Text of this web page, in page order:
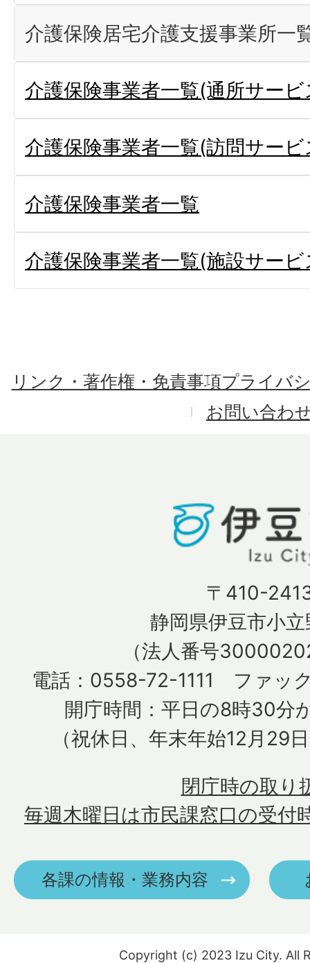
介護保険居宅介護支援事業所一
介護保険事業者一覧(通所サー
介護保険事業者一覧(訪問サー
介護保険事業者一覧
介護保険事業者一覧(施設サー
リンク・著作権・免責事項プライバ
お問い合わ
〒410-
静岡県伊豆市小
（法人番号
電話：0558-72-1111 ファッ
開庁時間：平日の8時30分
（祝休日、年末年始12月29
毎週木曜日は市民課窓口の受付
閉庁時の取り
各課の情報・業務内容
Copyright (c) 2023 Izu City. All